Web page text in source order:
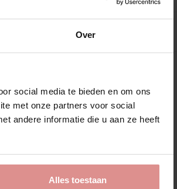
Over
social media te bieden en om ons
met onze partners voor social
andere informatie die u aan ze heeft
Alles toestaan